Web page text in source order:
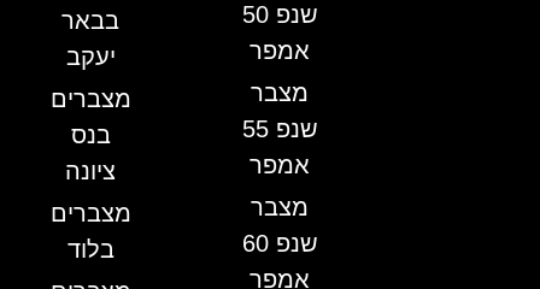
שנפ 50
אמפר
מצבר
שנפ 55
אמפר
מצבר
שנפ 60
אמפר
בבאר
יעקב
מצברים
בנס
ציונה
מצברים
בלוד